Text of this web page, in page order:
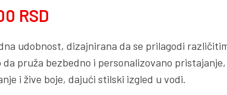
RSD
udobnost, dizajnirana da se prilagodi
da pruža bezbedno i personalizovano
i žive boje, dajući stilski izgled u vodi.